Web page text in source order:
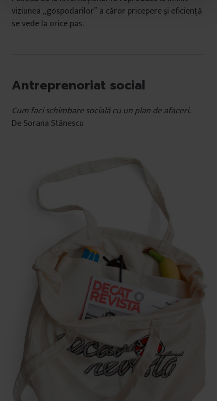
viziunea „gospodarilor” a căror pricepere şi eficienţă
se vede la orice pas.
Antreprenoriat social
Cum faci schimbare socială cu un plan de afaceri.
De Sorana Stănescu